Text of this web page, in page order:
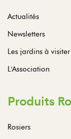
Actualités
Newsletters
Les jardins à visiter
L'Association
Produits
Rosiers